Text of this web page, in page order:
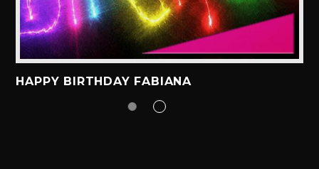
HAPPY BIRTHDAY FABIANA